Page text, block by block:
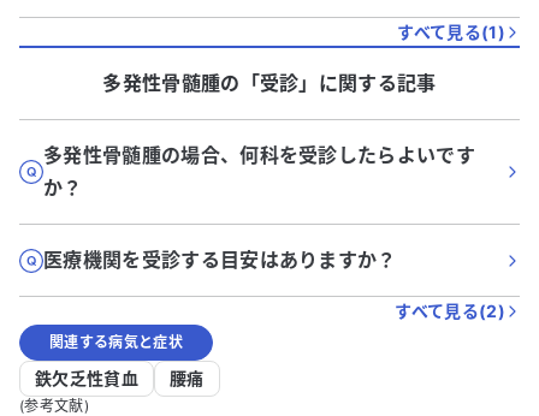
すべて見る(1)
多発性骨髄腫の「受診」に関する記事
多発性骨髄腫の場合、何科を受診したらよいです
か？
医療機関を受診する目安はありますか？
すべて見る(2)
関連する病気と症状
鉄欠乏性貧血 腰痛
(参考文献)